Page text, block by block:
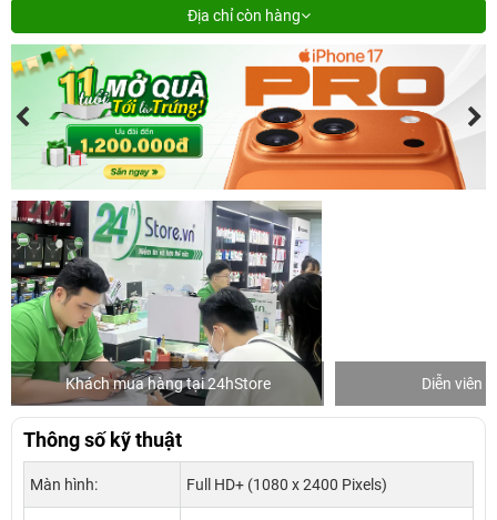
Địa chỉ còn hàng
Khách mua hàng tại 24hStore Diễn viên
Thông số kỹ thuật
Màn hình: Full HD+ (1080 x 2400 Pixels)